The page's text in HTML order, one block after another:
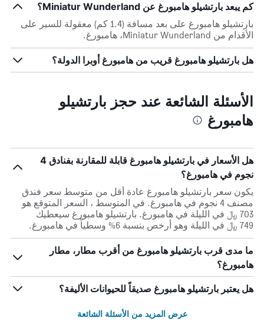
كم يبعد بارتشيلو هامبورغ عن Miniatur Wunderland؟
بارتشيلو هامبورغ على بعد مسافة (1.4 كم) معقولة للسير على
الأقدام من Miniatur Wunderland، هامبورغ.
هل بارتشيلو هامبورغ قريب من هامبورغ أوبرا الدولة؟
الأسئلة الشائعة عند حجز بارتشيلو
هامبورغ
هل الأسعار في بارتشيلو هامبورغ قابلة للمقارنة بفنادق 4
نجوم في هامبورغ؟
يكون سعر بارتشيلو هامبورغ عادة أقل من متوسط ​​سعر فندق
مصنف 4 نجوم في هامبورغ. في المتوسط ، السعر المتوقع هو
703 ﷼ في الليلة في هامبورغ. بارتشيلو هامبورغ سيعطيك
749 ﷼ في الليلة وهو أرخص بنسبة 6% وسطياً في هامبورغ.
ما مدى قرب بارتشيلو هامبورغ من أقرب مطار، مطار
هامبورغ؟
هل يعتبر بارتشيلو هامبورغ صديقاً للحيوانات الأليفة؟
عرض المزيد من الأسئلة الشائعة